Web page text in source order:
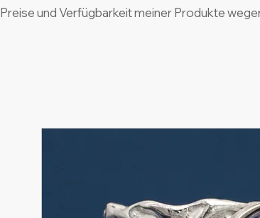
Preise und Verfügbarkeit meiner Produkte